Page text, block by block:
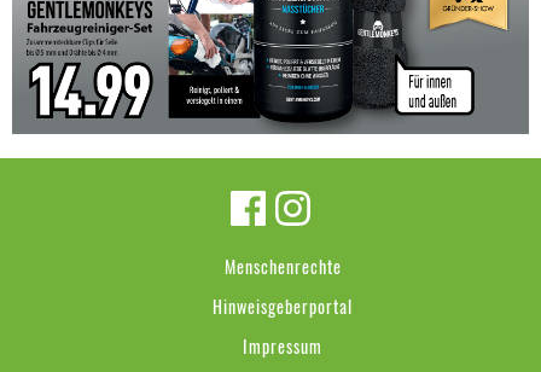
Menschenrechte
Hinweisgeberportal
Impressum